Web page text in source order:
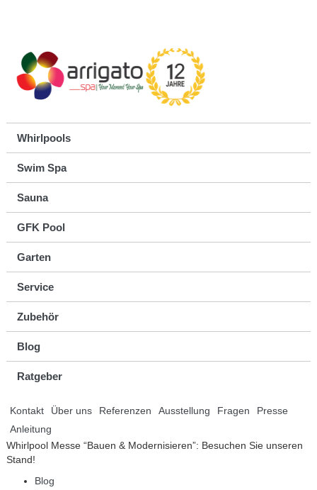
Whirlpools
Swim Spa
Sauna
GFK Pool
Garten
Service
Zubehör
Blog
Ratgeber
Kontakt Über uns Referenzen Ausstellung Fragen
Presse
Anleitung
Whirlpool Messe “Bauen & Modernisieren”: Besuchen Sie unseren
Stand!
Blog